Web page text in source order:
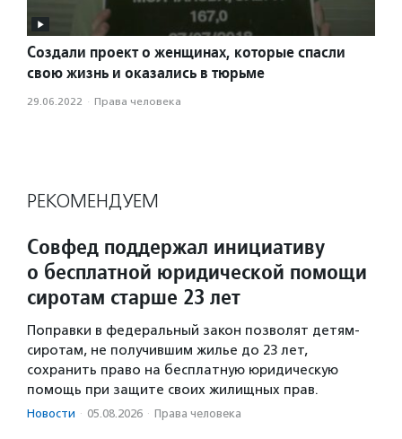
Создали проект о женщинах, которые спасли
свою жизнь и оказались в тюрьме
29.06.2022 · Права человека
РЕКОМЕНДУЕМ
Совфед поддержал инициативу
о бесплатной юридической помощи
сиротам старше 23 лет
Поправки в федеральный закон позволят детям-
сиротам, не получившим жилье до 23 лет,
сохранить право на бесплатную юридическую
помощь при защите своих жилищных прав.
Новости · 05.08.2026 · Права человека